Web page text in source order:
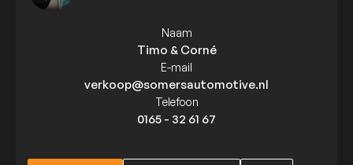
Naam
Timo & Corné
E-mail
verkoop@somersautomotive.nl
Telefoon
0165 - 32 61 67